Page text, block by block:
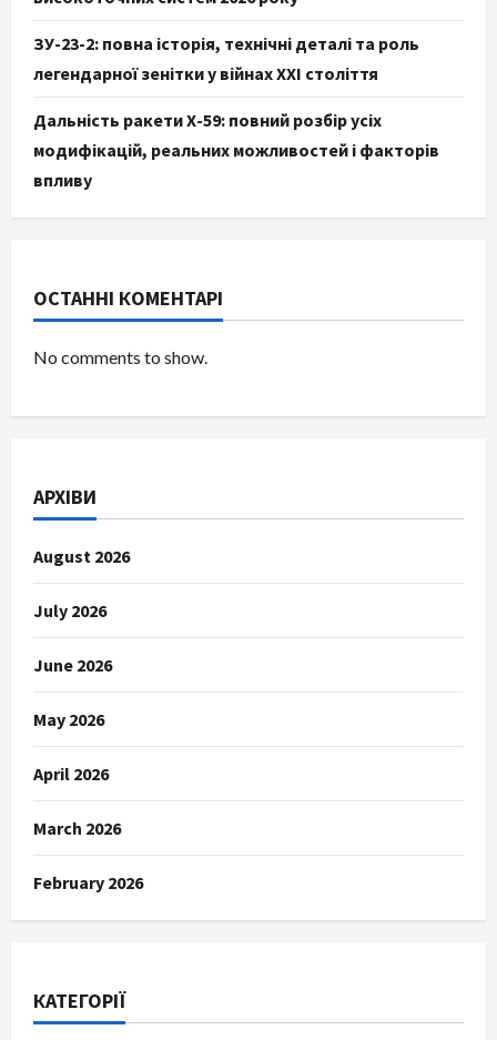
ЗУ-23-2: повна історія, технічні деталі та роль
легендарної зенітки у війнах XXI століття
Дальність ракети Х-59: повний розбір усіх
модифікацій, реальних можливостей і факторів
впливу
ОСТАННІ КОМЕНТАРІ
No comments to show.
АРХІВИ
August 2026
July 2026
June 2026
May 2026
April 2026
March 2026
February 2026
КАТЕГОРІЇ